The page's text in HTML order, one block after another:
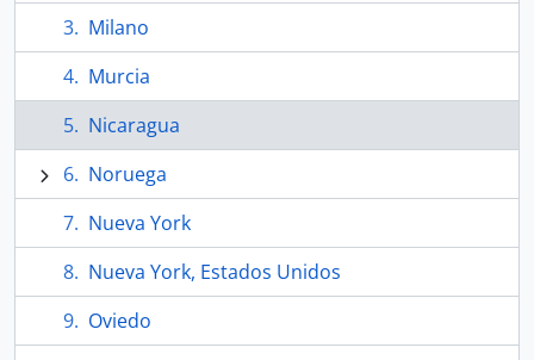
Milano
Murcia
Nicaragua
Noruega
Nueva York
Nueva York, Estados Unidos
Oviedo